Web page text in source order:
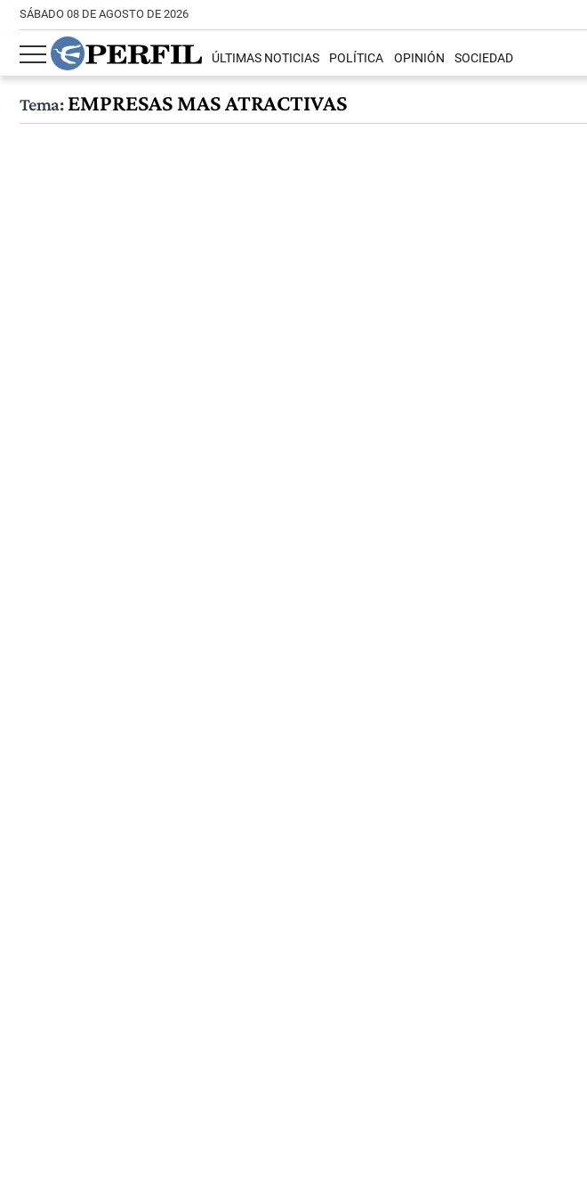
SÁBADO 08 DE AGOSTO DE 2026
ÚLTIMAS NOTICIAS POLÍTICA OPINIÓN SOCIEDAD
Tema:EMPRESAS MAS ATRACTIVAS